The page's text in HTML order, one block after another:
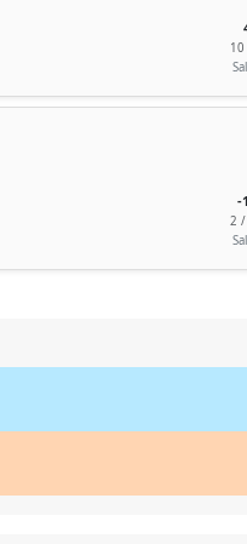
-
2